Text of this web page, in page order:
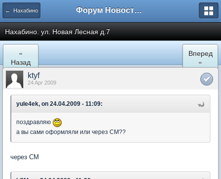
← Нахабино Форум Новостройки
Нахабино. ул. Новая Лесная д.7
«
Назад
Вперед
»
ktyf
24 Apr 2009
yule4ek, on 24.04.2009 - 11:09:
поздравляю
а вы сами оформляли или через СМ??
через СМ